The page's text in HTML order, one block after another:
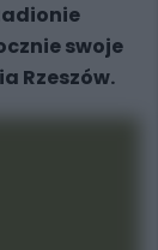
swoje
Rzeszów.